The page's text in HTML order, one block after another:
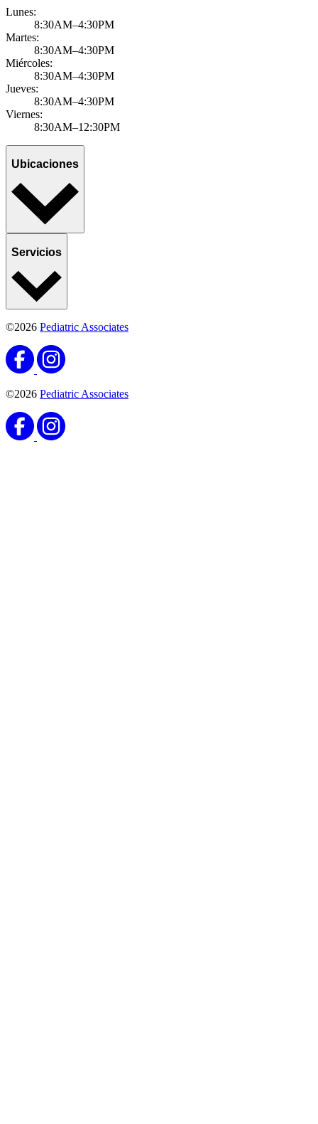
Lunes:
8:30AM–4:30PM
Martes:
8:30AM–4:30PM
Miércoles:
8:30AM–4:30PM
Jueves:
8:30AM–4:30PM
Viernes:
8:30AM–12:30PM
Ubicaciones
Servicios
©2026 Pediatric Associates
©2026 Pediatric Associates